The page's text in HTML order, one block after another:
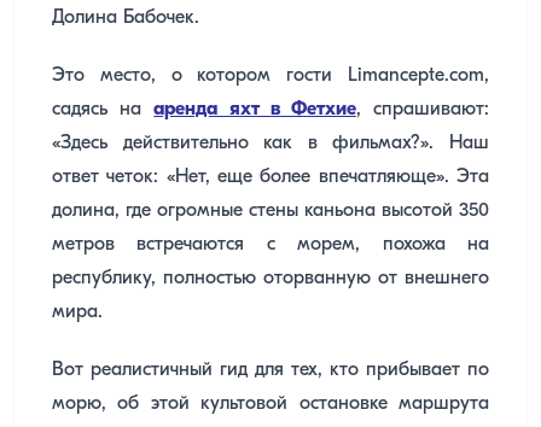
Долина Бабочек.
Это место, о котором гости Limancepte.com,
садясь нааренда яхт в Фетхие, спрашивают:
«Здесь действительно как в фильмах?». Наш
ответ четок: «Нет, еще более впечатляюще». Эта
долина, где огромные стены каньона высотой 350
метров встречаются с морем, похожа на
республику, полностью оторванную от внешнего
мира.
Вот реалистичный гид для тех, кто прибывает по
морю, об этой культовой остановке маршрута